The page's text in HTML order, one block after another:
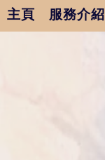
主頁 服務介紹